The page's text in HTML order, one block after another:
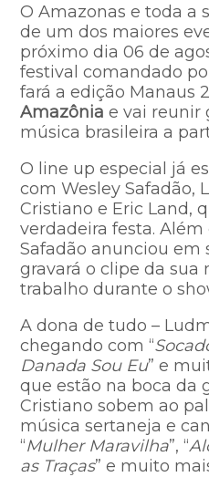
O Amazonas e toda a
de um dos maiores
próximo dia 06 de
festival comandado
fará a edição Manaus
Amazônia e vai reunir
música brasileira a
O line up especial já
com Wesley Safadão,
Cristiano e Eric Land,
verdadeira festa.
Safadão anunciou em
gravará o clipe da sua
trabalho durante o
A dona de tudo –
chegando com “
Danada Sou Eu” e
que estão na boca da
Cristiano sobem ao
música sertaneja e
“Mulher Maravilha”, “
as Traças” e muito